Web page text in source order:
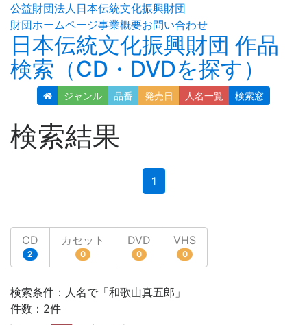
公益財団法人日本伝統文化振興財団
財団ホームページ事業概要お問い合わせ
日本伝統文化振興財団 作品
検索（CD・DVDを探す）
ジャンル 品番 発売日 人名一覧 検索窓
検索結果
1(current)
CD
2
カセット
0
DVD
0
VHS
0
検索条件：人名で「和歌山真五郎」
件数：2件